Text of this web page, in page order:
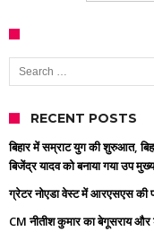
Search for:
RECENT POSTS
बिहार में सम्राट युग की शुरुआत,
बिजेंद्र यादव को बनाया गया उप
ग्रेटर नोएडा वेस्ट में आरएसएस की
CM नीतीश कुमार का बेगूसराय और